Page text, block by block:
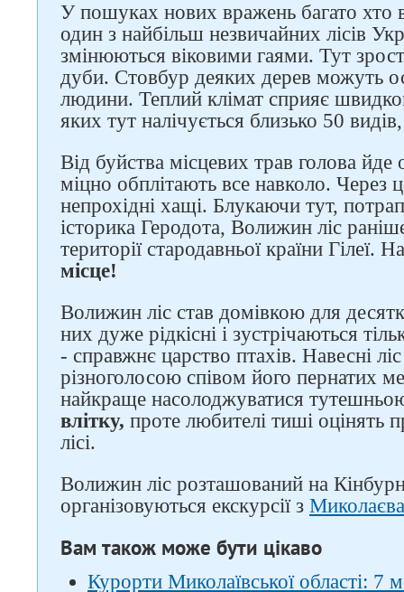
У пошуках нових вражень багато
один з найбільш незвичайних лісів
змінюються віковими гаями. Тут
дуби. Стовбур деяких дерев можуть
людини. Теплий клімат сприяє
яких тут налічується близько 50
Від буйства місцевих трав голова
міцно обплітають все навколо. Через
непрохідні хащі. Блукаючи тут,
історика Геродота, Волижин ліс
території стародавньої країни Гілеї.
місце!
Волижин ліс став домівкою для
них дуже рідкісні і зустрічаються
- справжнє царство птахів. Навесні
різноголосою співом його пернатих
найкраще насолоджуватися
влітку, проте любителі тиші оцінять
лісі.
Волижин ліс розташований на
організовуються екскурсії з Миколаєва
Вам також може бути цікаво
Курорти Миколаївської області: 7
Слідкуйте за нами в
соцмережах